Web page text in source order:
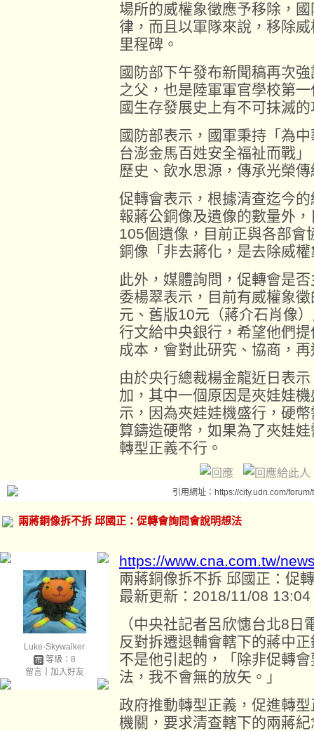
場所的威權象徵應予移除，
律，而且以軍隊來說，移除
里程碑。
國防部下午發布新聞稿再次
之父，也是陸軍軍官學校第
國生存發展史上有不可抹滅
國防部表示，國軍秉持「為
台澎金馬百姓安全福祉而戰
歷史、飲水思源，傳承光榮
促轉會表示，根據清查迄今
報蔣公銅像及遺像的數量外
105個遺像，目前正與各部會
銅像「非去蔣化，是去除威
此外，媒體詢問，促轉會是
委楊翠表示，目前有威權象
元、舊版10元（蔣介石肖像
行文給中央銀行，希望他們
成本，會對此研究、協商，
由於央行總裁楊金龍近日表
加，其中一個原因是夾娃娃
示，因為夾娃娃機盛行，硬
算鑄造硬幣，如果為了夾娃
轉型正義不行。
引用網址：https://city.udn.com/
兩蔣銅像拆不拆 邱國正：促轉會詢問會說明想法
Luke-Skywalker
等級：8
留言｜ 加入好友
https://www.cna.com.tw/
兩蔣銅像拆不拆 邱國正：促
最新更新：2018/11/08 13:04
（中央社記者呂欣憓台北8
反對拆遷退輔會轄下的蔣中
不是他引起的，「除非促轉
法，我不會無的放矢。」
政府推動轉型正義，促進轉
機關，要求清查轄下的兩蔣